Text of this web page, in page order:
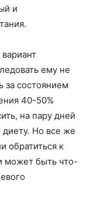
и
ему не
за состоянием
40-50%
на пару дней
диету. Но все же
обратиться к
может быть что-